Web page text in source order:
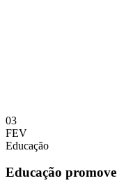
03
FEV
Educação
Educação